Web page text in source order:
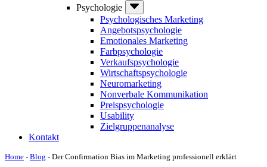
Psychologie
Psychologisches Marketing
Angebotspsychologie
Emotionales Marketing
Farbpsychologie
Verkaufspsychologie
Wirtschaftspsychologie
Neuromarketing
Nonverbale Kommunikation
Preispsychologie
Usability
Zielgruppenanalyse
Kontakt
Home - Blog - Der Confirmation Bias im Marketing professionell erklärt